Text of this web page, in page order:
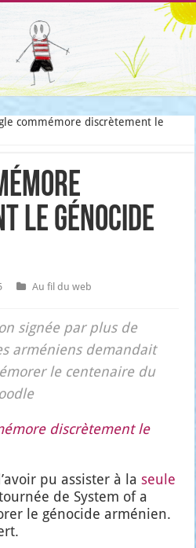
commémore discrètement le
le génocide
Au fil du web
signée par plus de
armé­niens deman­dait
le cen­te­naire du
dis­crè­te­ment le
pu assis­ter à laseule
de Sys­tem of a
le géno­cide armé­nien.